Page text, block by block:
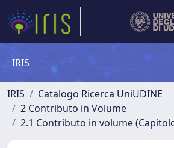
IRIS
IRIS
Catalogo Ricerca UniUDINE
2 Contributo in Volume
2.1 Contributo in volume